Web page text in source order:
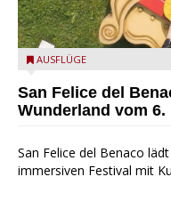
San Felice del Benaco:
AUSFLÜGE
San Felice del
Wunderland vom
San Felice del Benaco
immersiven Festival mit